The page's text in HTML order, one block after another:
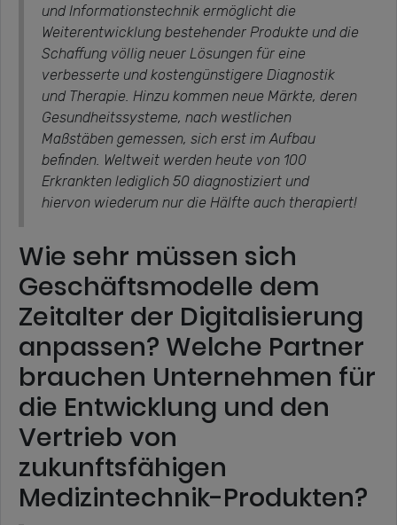
und Informationstechnik ermöglicht die
Weiterentwicklung bestehender Produkte und die
Schaffung völlig neuer Lösungen für eine
verbesserte und kostengünstigere Diagnostik
und Therapie. Hinzu kommen neue Märkte, deren
Gesundheitssysteme, nach westlichen
Maßstäben gemessen, sich erst im Aufbau
befinden. Weltweit werden heute von 100
Erkrankten lediglich 50 diagnostiziert und
hiervon wiederum nur die Hälfte auch therapiert!
Wie sehr müssen sich
Geschäftsmodelle dem
Zeitalter der Digitalisierung
anpassen? Welche Partner
brauchen Unternehmen für
die Entwicklung und den
Vertrieb von
zukunftsfähigen
Medizintechnik-Produkten?